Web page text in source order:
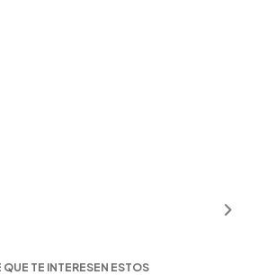
QUE TE INTERESEN ESTOS